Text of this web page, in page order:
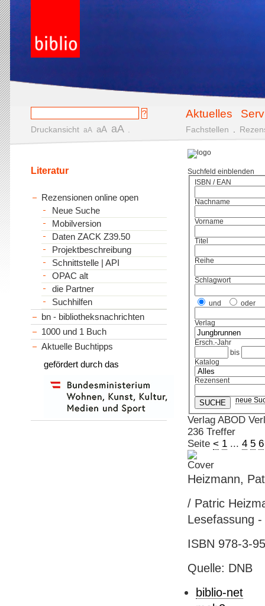
Aktuelles
Druckansicht aA aA aA Fachstellen
Suchfeld einblenden
ISBN / EAN
Nachname
Vorname
Titel
Reihe
Schlagwort
und oder
Verlag
Ersch.-Jahr
bis
Katalog
Rezensent
neue
Verlag ABOD
236 Treffer
Seite < 1... 4 5 6
Heizmann,
/ Patric
Lesefassung
ISBN 978-3-
Quelle: DNB
biblio-net
Literatur
Rezensionen online open
Neue Suche
Mobilversion
Daten ZACK Z39.50
Projektbeschreibung
Schnittstelle | API
OPAC alt
die Partner
Suchhilfen
bn - bibliotheksnachrichten
1000 und 1 Buch
Aktuelle Buchtipps
gefördert durch das